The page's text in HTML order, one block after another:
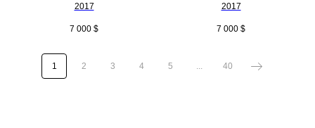
2017
7 000 $
2017
7 000 $
1 2 3 4 5 ... 40